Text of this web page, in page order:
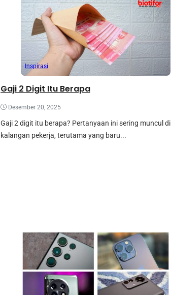
Inspirasi
Gaji 2 Digit Itu Berapa
Desember 20, 2025
Gaji 2 digit itu berapa? Pertanyaan ini sering muncul di
kalangan pekerja, terutama yang baru...